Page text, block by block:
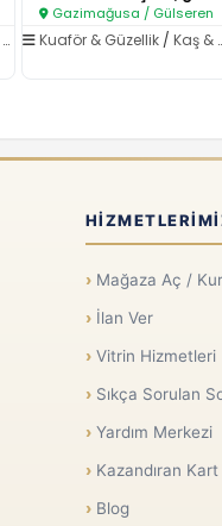
Gazimağusa / Gülseren
Kuaför & Güzellik / Kaş & Kirpik Laminasyonu
Mağaza Aç /
İlan Ver
Vitrin Hizmetleri
Sıkça Sorulan
Yardım Merkezi
Kazandıran Kart
Blog